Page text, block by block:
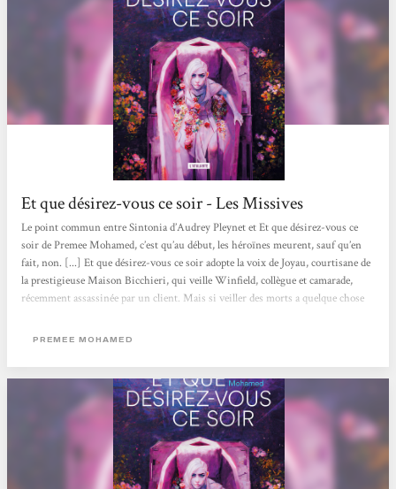
Et que désirez-vous ce soir - Les Missives
Le point commun entre Sintonia d’Audrey Pleynet et Et que désirez-vous ce
soir de Premee Mohamed, c’est qu’au début, les héroïnes meurent, sauf qu’en
fait, non. [...] Et que désirez-vous ce soir adopte la voix de Joyau, courtisane de
la prestigieuse Maison Bicchieri, qui veille Winfield, collègue et camarade,
récemment assassinée par un client. Mais si veiller des morts a quelque chose
Winfield est revenue d’entre les morts, et ça risque de ne plaire ni à leurs
PREMEE MOHAMED